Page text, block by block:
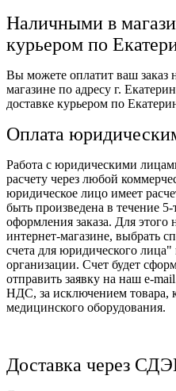
Наличными в
курьером по
Вы можете оплатит ваш заказ
магазине по адресу г.
доставке курьером по
Оплата
Работа с юридическими
расчету через любой
юридическое лицо имеет
быть произведена в течение
оформления заказа. Для этого
интернет-магазине, выбрать
счета для юридического
организации. Счет будет
отправить заявку на наш e-
НДС, за исключением товара,
медицинского оборудования.
Доставка через